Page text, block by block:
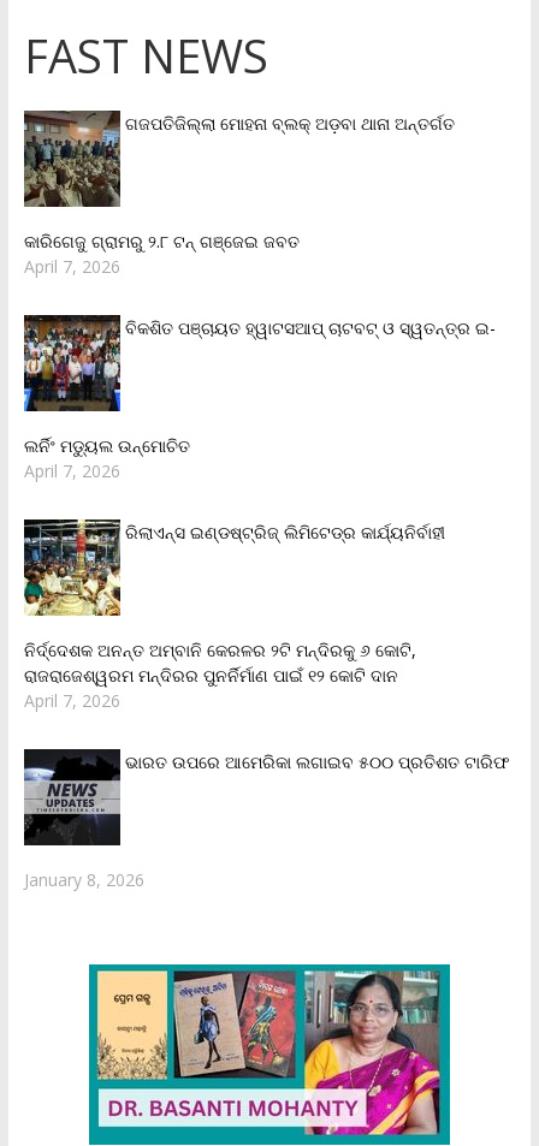
FAST NEWS
ଗଜପତିଜିଲ୍ଲା ମୋହନା ବ୍ଲକ୍‌ ଅଡ଼ବା ଥାନା ଅନ୍ତର୍ଗତ
କାରିଗେଜୁ ଗ୍ରାମରୁ ୨.୮ ଟନ୍ ଗଞ୍ଜେଇ ଜବତ
April 7, 2026
ବିକଶିତ ପଞ୍ଚାୟତ ହ୍ୱାଟସଆପ୍ ଚାଟବଟ୍ ଓ ସ୍ୱତନ୍ତ୍ର ଇ-
ଲର୍ନିଂ ମଡ୍ୟୁଲ ଉନ୍ମୋଚିତ
April 7, 2026
ରିଲାଏନ୍‌ସ ଇଣ୍ଡଷ୍ଟ୍ରିଜ୍ ଲିମିଟେଡ୍‌ର କାର୍ଯ୍ୟନିର୍ବାହୀ
ନିର୍ଦ୍ଦେଶକ ଅନନ୍ତ ଅମ୍ବାନି କେରଳର ୨ଟି ମନ୍ଦିରକୁ ୬ କୋଟି,
ରାଜରାଜେଶ୍ୱରମ ମନ୍ଦିରର ପୁନର୍ନିର୍ମାଣ ପାଇଁ ୧୨ କୋଟି ଦାନ
April 7, 2026
ଭାରତ ଉପରେ ଆମେରିକା ଲଗାଇବ ୫୦୦ ପ୍ରତିଶତ ଟାରିଫ
January 8, 2026